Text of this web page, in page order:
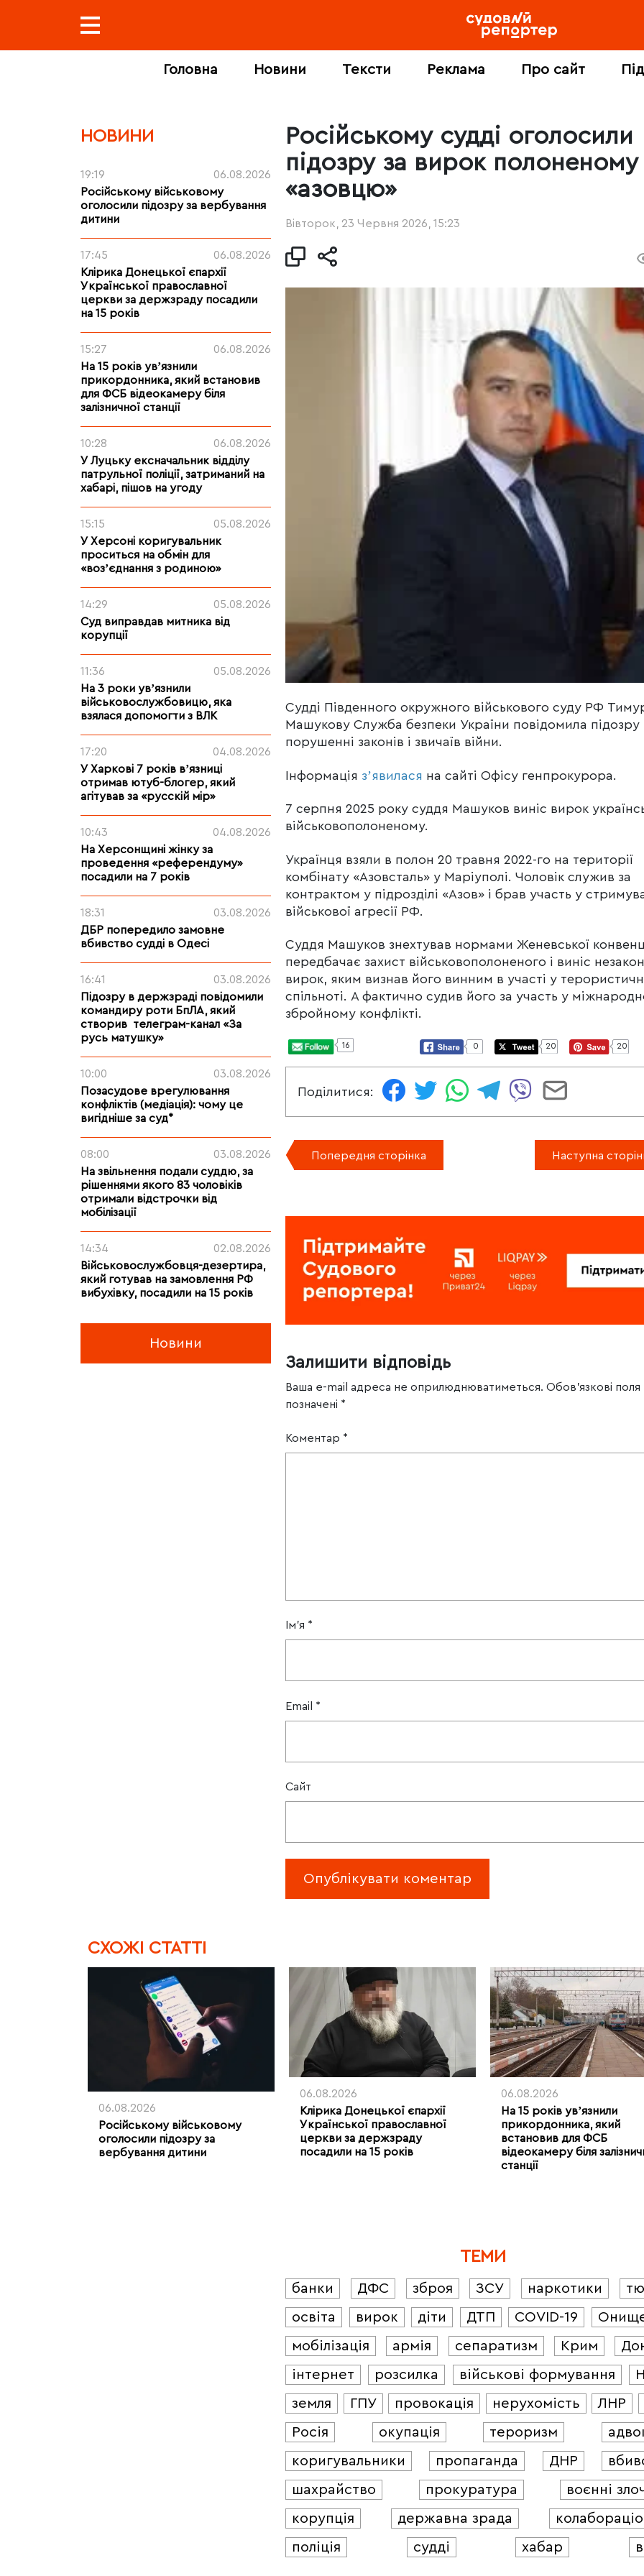
Головна Новини Тексти Реклама Про сайт
НОВИНИ
19:19
06.08.2026
Російському військовому
оголосили підозру за вербування
дитини
17:45
06.08.2026
Клірика Донецької єпархії
Української православної
церкви за держзраду посадили
на 15 років
15:27
06.08.2026
На 15 років увʼязнили
прикордонника, який встановив
для ФСБ відеокамеру біля
залізничної станції
10:28
06.08.2026
У Луцьку ексначальник відділу
патрульної поліції, затриманий на
хабарі, пішов на угоду
15:15
05.08.2026
У Херсоні коригувальник
проситься на обмін для
«возʼєднання з родиною»
14:29
05.08.2026
Суд виправдав митника від
корупції
11:36
05.08.2026
На 3 роки увʼязнили
військовослужбовицю, яка
взялася допомогти з ВЛК
17:20
04.08.2026
У Харкові 7 років вʼязниці
отримав ютуб-блогер, який
агітував за «русскій мір»
10:43
04.08.2026
На Херсонщині жінку за
проведення «референдуму»
посадили на 7 років
18:31
03.08.2026
ДБР попередило замовне
вбивство судді в Одесі
16:41
03.08.2026
Підозру в держзраді повідомили
командиру роти БпЛА, який
створив телеграм-канал «За
русь матушку»
10:00
03.08.2026
Позасудове врегулювання
конфліктів (медіація): чому це
вигідніше за суд*
08:00
03.08.2026
На звільнення подали суддю, за
рішеннями якого 83 чоловіків
отримали відстрочки від
мобілізації
14:34
02.08.2026
Військовослужбовця-дезертира,
який готував на замовлення РФ
вибухівку, посадили на 15 років
Новини
Російському судді оголосили
підозру за вирок полоненому
«азовцю»
Вівторок, 23 Червня 2026, 15:23
Судді Південного окружного військового суду РФ
Машукову Служба безпеки України повідомила підозру
порушенні законів і звичаїв війни.
Інформація зʼявилася на сайті Офісу генпрокурора.
7 серпня 2025 року суддя Машуков виніс вирок
військовополоненому.
Українця взяли в полон 20 травня 2022-го на території
комбінату «Азовсталь» у Маріуполі. Чоловік служив за
контрактом у підрозділі «Азов» і брав участь у
військової агресії РФ.
Суддя Машуков знехтував нормами Женевської
передбачає захист військовополоненого і виніс
вирок, яким визнав його винним в участі у
спільноті. А фактично судив його за участь у
збройному конфлікті.
16 0 20 20
Поділитися:
Попередня сторінка Наступна
Залишити відповідь
Ваша e-mail адреса не оприлюднюватиметься. Обов’язкові поля
позначені *
Коментар *
Ім'я *
Email *
Сайт
CХОЖІ СТАТТІ
06.08.2026
Російському військовому
оголосили підозру за
вербування дитини
06.08.2026
Клірика Донецької єпархії
Української православної
церкви за держзраду
посадили на 15 років
06.08.2026
На 15 років увʼязнили
прикордонника, який
встановив для ФСБ
відеокамеру біля
станції
ТЕМИ
банки ДФС зброя ЗСУ наркотики
освіта
вирок діти ДТП COVID-19
мобілізація
армія сепаратизм Крим
інтернет
розсилка військові формування
земля
ГПУ провокація нерухомість ЛНР
Росія
окупація тероризм
коригувальники
пропаганда ДНР
шахрайство
прокуратура
воєнні
корупція
державна зрада
поліція
судді хабар